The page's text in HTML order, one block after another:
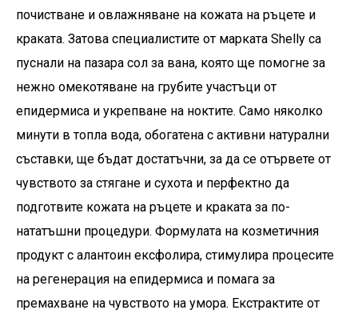
почистване и овлажняване на кожата на ръцете и
краката. Затова специалистите от марката Shelly са
пуснали на пазара сол за вана, която ще помогне за
нежно омекотяване на грубите участъци от
епидермиса и укрепване на ноктите. Само няколко
минути в топла вода, обогатена с активни натурални
съставки, ще бъдат достатъчни, за да се отървете от
чувството за стягане и сухота и перфектно да
подготвите кожата на ръцете и краката за по-
нататъшни процедури. Формулата на козметичния
продукт с алантоин ексфолира, стимулира процесите
на регенерация на епидермиса и помага за
премахване на чувството на умора. Екстрактите от